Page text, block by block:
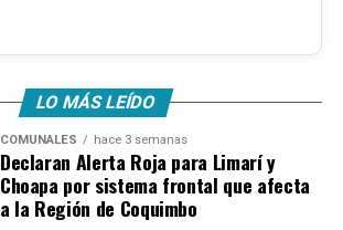
LO MÁS LEÍDO
COMUNALES hace 3 semanas
Declaran Alerta Roja para Limarí y
Choapa por sistema frontal que afecta
a la Región de Coquimbo